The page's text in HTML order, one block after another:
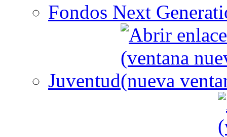
Fondos Next
Juventud